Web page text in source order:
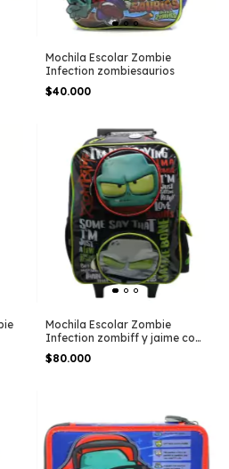
Mochila Escolar Zombie
Infection zombiesaurios
$40.000
Mochila Escolar Zombie
Infection zombiff y jaime con
carro
$80.000